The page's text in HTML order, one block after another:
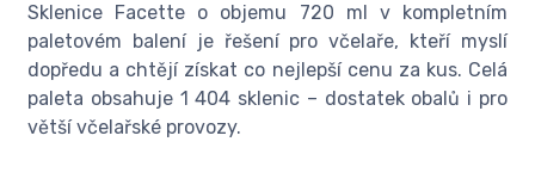
Sklenice Facette o objemu 720 ml v kompletním
paletovém balení je řešení pro včelaře, kteří myslí
dopředu a chtějí získat co nejlepší cenu za kus. Celá
paleta obsahuje 1 404 sklenic – dostatek obalů i pro
větší včelařské provozy.